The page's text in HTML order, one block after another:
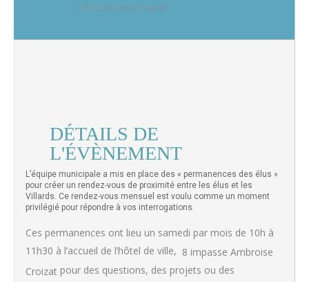
Accueil de la mairie
DÉTAILS DE
L'ÉVÈNEMENT
L’équipe municipale a mis en place des « permanences des élus »
pour créer un rendez-vous de proximité entre les élus et les
Villards. Ce rendez-vous mensuel est voulu comme un moment
privilégié pour répondre à vos interrogations.
Ces permanences ont lieu un samedi par mois de 10h à
11h30 à l’accueil de l’hôtel de ville, 8 impasse Ambroise
Croizat pour des questions, des projets ou des